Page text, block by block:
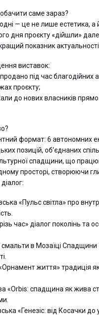
саме зараз?
— це не лише естетика, а
дня проєкту «дійшли»
показник актуальності
виставок:
під час благодійних
проєкту;
до нових власників прямо
формат: 6 автономних
позицій, об’єднаних
спадщини, що
просторі, створюючи
«Пульс світла» про
час» діалог поколінь та
в Мозаїці Спадщини
життя» традиція
«Orbis: спадщина як жива
«Генезіс: від Косачки до